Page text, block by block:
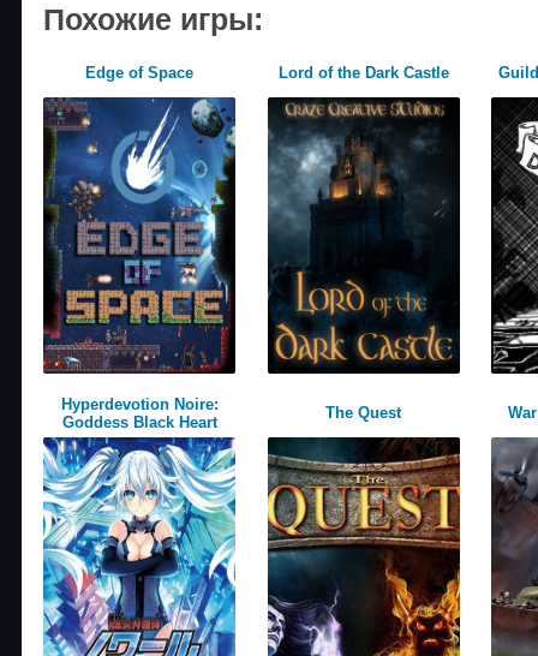
Похожие игры:
Edge of Space Lord of the Dark Castle
Hyperdevotion Noire:
Goddess Black Heart
The Quest